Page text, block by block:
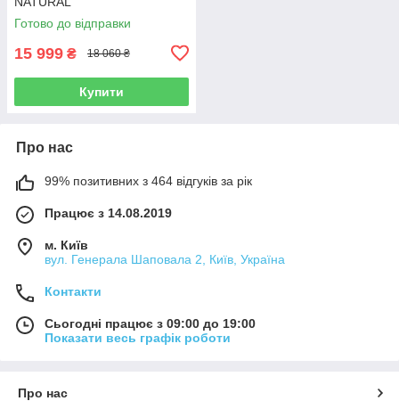
Готово до відправки
15 999 ₴ 18 060 ₴
Купити
Про нас
99% позитивних з 464 відгуків за рік
Працює з 14.08.2019
м. Київ
вул. Генерала Шаповала 2, Київ, Україна
Контакти
Сьогодні працює з 09:00 до 19:00
Показати весь графік роботи
Про нас